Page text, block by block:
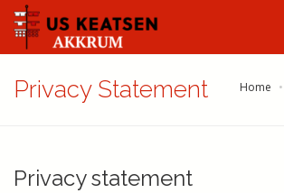
Home
Privacy Statement
Privacy statement